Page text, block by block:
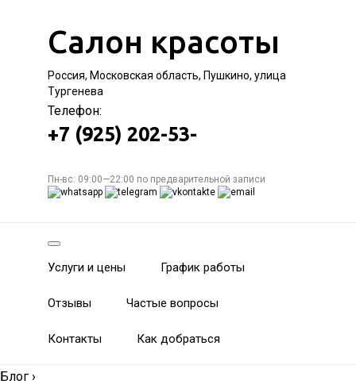
Салон красоты
Россия, Московская область, Пушкино, улица
Тургенева
Телефон:
+7 (925) 202-53-
Пн-вс: 09:00—22:00 по предварительной записи
Услуги и цены График работы
Отзывы Частые вопросы
Контакты Как добраться
Блог ›